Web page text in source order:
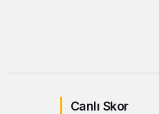
Canlı Skor